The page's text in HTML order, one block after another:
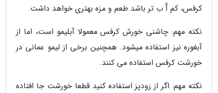
کرفس، کم آّ ب تر باشد طعم و مزه بهتری خواهد داشت.
نکته مهم: چاشنی خورش کرفس معمولا آبلیمو است، اما از
آبغوره نیز استفاده میشود. همچنین برخی از لیمو عمانی در
خورشت کرفس استفاده می کنند.
نکته مهم: اگر از زودپز استفاده کنید قطعا خورشت جا افتاده